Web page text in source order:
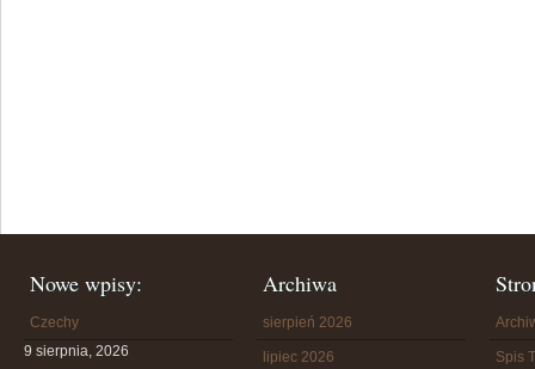
Nowe wpisy:
Czechy
9 sierpnia, 2026
Archiwa
sierpień 2026
lipiec 2026 Spis